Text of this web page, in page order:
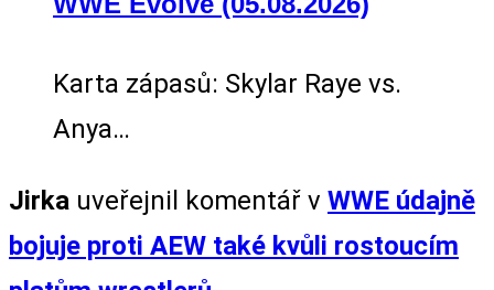
Karta zápasů: Skylar Raye vs.
Anya…
Jirka uveřejnil komentář v WWE údajně
bojuje proti AEW také kvůli rostoucím